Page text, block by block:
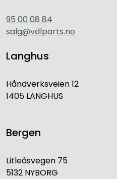
95 00 08 84
salg@vdlparts.no
Langhus
Håndverksveien 12
1405 LANGHUS
Bergen
Litleåsvegen 75
5132 NYBORG